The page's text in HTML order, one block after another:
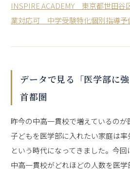
INSPIRE ACADEMY 東京都世田谷
業対応可 中学受験特化個別指導予
データで見る「医学部に
首都圏
昨今の中高一貫校で増えているのが
子どもを医学部に入れたい家庭は
という時代になってきました。今
中高一貫校がどれほどの人数を医